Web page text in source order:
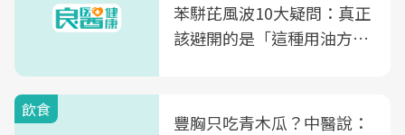
苯駢芘風波10大疑問：真正
該避開的是「這種用油方
飲食
豐胸只吃青木瓜？中醫說：